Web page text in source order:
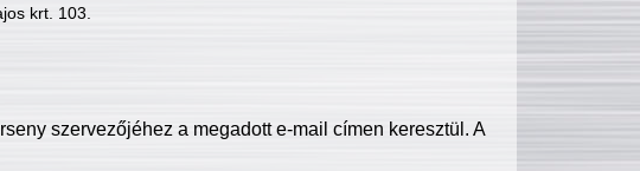
krt. 103.
szervezőjéhez a megadott e-mail címen keresztül. A